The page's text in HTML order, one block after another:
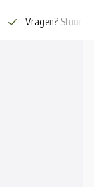
Vragen? Stuur